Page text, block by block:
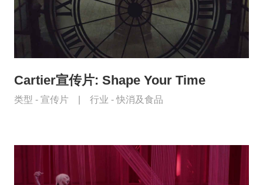
Cartier宣传片: Shape Your Time
类型 - 宣传片 行业 -快消及食品